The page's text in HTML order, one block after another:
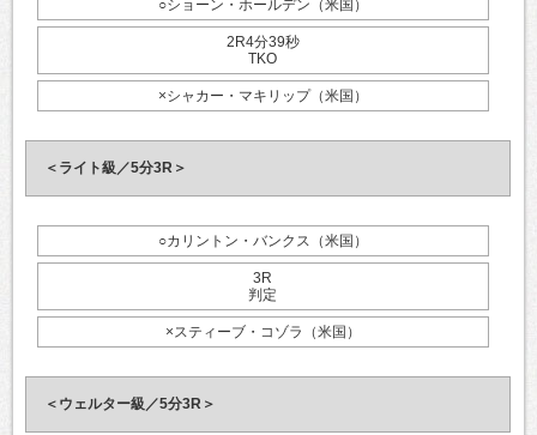
○ショーン・ホールデン（米国）
2R4分39秒
TKO
×シャカー・マキリップ（米国）
＜ライト級／5分3R＞
○カリントン・バンクス（米国）
3R
判定
×スティーブ・コゾラ（米国）
＜ウェルター級／5分3R＞